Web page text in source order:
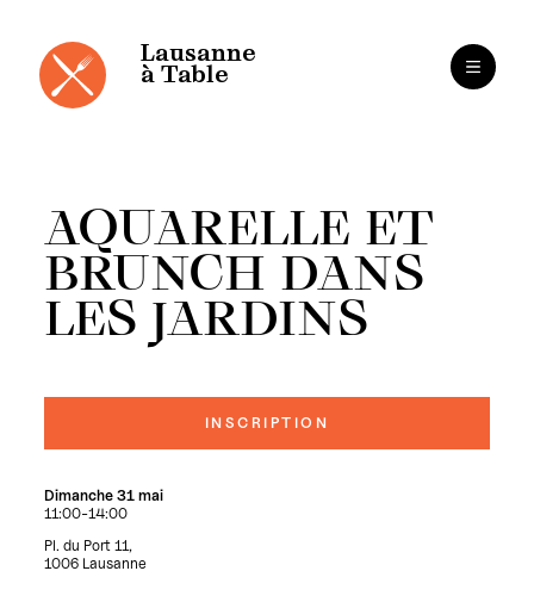
contenu
Lausanne
à Table
AQUARELLE ET
BRUNCH DANS
LES JARDINS
Dimanche 31 mai
11:00-14:00
Pl. du Port 11,
1006 Lausanne
INSCRIPTION